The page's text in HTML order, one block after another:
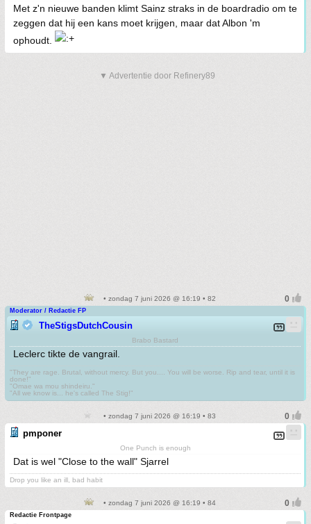
Met z'n nieuwe banden klimt Sainz straks in de boardradio om te
zeggen dat hij een kans moet krijgen, maar dat Albon 'm
ophoudt.
▼ Advertentie door Refinery89
• zondag 7 juni 2026 @ 16:19 • 82
Moderator / Redactie FP
TheStigsDutchCousin
Brabo Bastard
Leclerc tikte de vangrail.
"They are rage. Brutal, without mercy. But you.... You will be worse. Rip and tear, until it is
done!"
"Omae wa mou shindeiru."
"All we know is... he's called The Stig!"
• zondag 7 juni 2026 @ 16:19 • 83
pmponer
One Punch is enough
Dat is wel "Close to the wall" Sjarrel
Drop you like an ill, bad habit
• zondag 7 juni 2026 @ 16:19 • 84
Redactie Frontpage